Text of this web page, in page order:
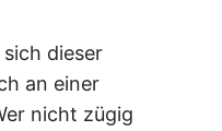
dieser
an einer
nicht zügig